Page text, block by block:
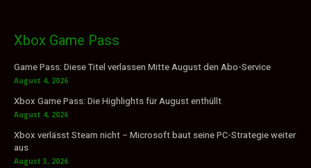
Xbox Game Pass
Game Pass: Diese Titel verlassen Mitte August den Abo-Service
August 4, 2026
Xbox Game Pass: Die Highlights für August enthüllt
August 4, 2026
Xbox verlässt Steam nicht – Microsoft baut seine PC-Strategie weiter
aus
August 3, 2026